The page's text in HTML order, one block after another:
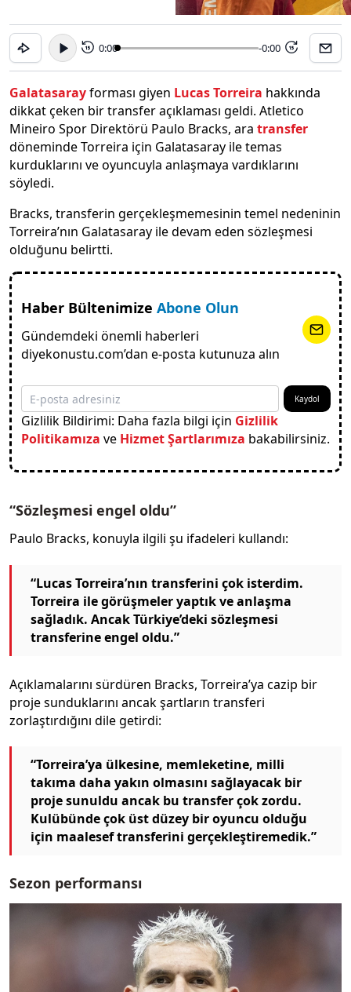
15 0:00 -0:00 15
Galatasarayforması giyen Lucas Torreira hakkında
dikkat çeken bir transfer açıklaması geldi. Atletico
Mineiro Spor Direktörü Paulo Bracks, ara transfer
döneminde Torreira için Galatasaray ile temas
kurduklarını ve oyuncuyla anlaşmaya vardıklarını
söyledi.
Bracks, transferin gerçekleşmemesinin temel nedeninin
Torreira’nın Galatasaray ile devam eden sözleşmesi
olduğunu belirtti.
Haber Bültenimize Abone Olun
Gündemdeki önemli haberleri
diyekonustu.com’dan e-posta kutunuza alın
Kaydol
Gizlilik Bildirimi: Daha fazla bilgi için Gizlilik
Politikamıza ve Hizmet Şartlarımıza bakabilirsiniz.
“Sözleşmesi engel oldu”
Paulo Bracks, konuyla ilgili şu ifadeleri kullandı:
“Lucas Torreira’nın transferini çok isterdim.
Torreira ile görüşmeler yaptık ve anlaşma
sağladık. Ancak Türkiye’deki sözleşmesi
transferine engel oldu.”
Açıklamalarını sürdüren Bracks, Torreira’ya cazip bir
proje sunduklarını ancak şartların transferi
zorlaştırdığını dile getirdi:
“Torreira’ya ülkesine, memleketine, milli
takıma daha yakın olmasını sağlayacak bir
proje sunuldu ancak bu transfer çok zordu.
Kulübünde çok üst düzey bir oyuncu olduğu
için maalesef transferini gerçekleştiremedik.”
Sezon performansı